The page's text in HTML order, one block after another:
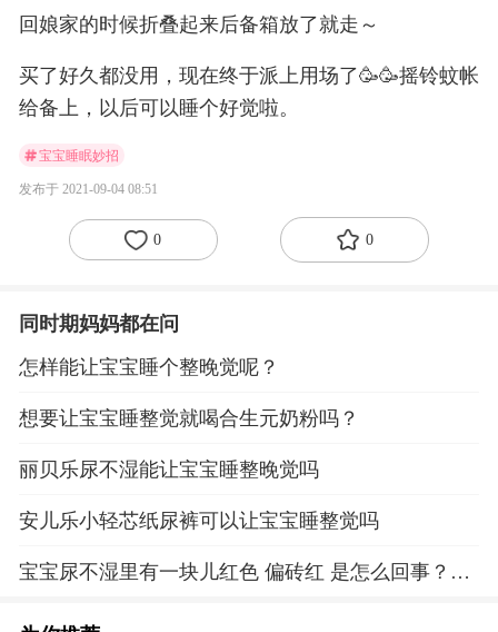
回娘家的时候折叠起来后备箱放了就走～
买了好久都没用，现在终于派上用场了🥳🥳摇铃蚊帐
给备上，以后可以睡个好觉啦。
宝宝睡眠妙招
发布于 2021-09-04 08:51
0 0
同时期妈妈都在问
怎样能让宝宝睡个整晚觉呢？
想要让宝宝睡整觉就喝合生元奶粉吗？
丽贝乐尿不湿能让宝宝睡整晚觉吗
安儿乐小轻芯纸尿裤可以让宝宝睡整觉吗
宝宝尿不湿里有一块儿红色 偏砖红 是怎么回事？问